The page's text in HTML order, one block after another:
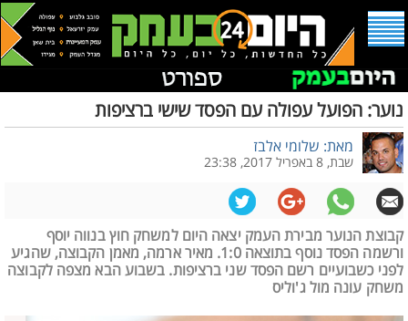
נוער: הפועל עפולה עם הפסד שישי ברציפות
מאת: שלומי אלבז
שבת, 8 באפריל 2017, 23:38
קבוצת הנוער מבירת העמק יצאה היום למשחק חוץ בנווה יוסף
ורשמה הפסד נוסף בתוצאה 1:0. מאיר ארמה, מאמן הקבוצה, שהגיע
לפני כשבועיים רשם הפסד שני ברציפות. בשבוע הבא מצפה לקבוצה
משחק עונה מול ג'וליס